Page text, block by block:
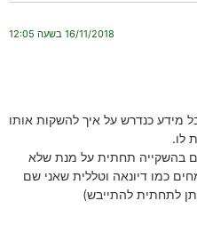
16/11/2018 בשעה 12:05
מידע כנדרש על איך להשקות אותו
לו.
בהשקייה תחתית על מנת שלא
כמו דיונאה וטללית שאני שם
לתחתית להתייבש)